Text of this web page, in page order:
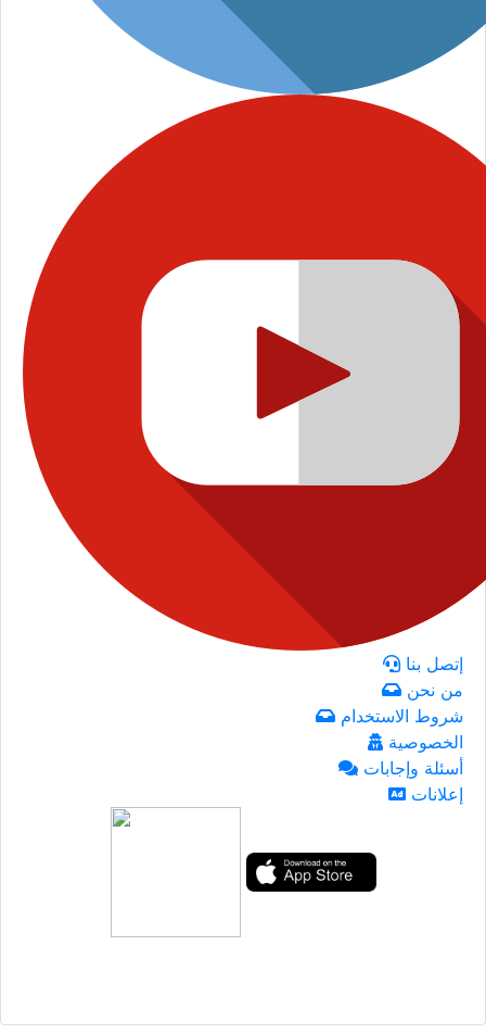
إتصل بنا
من نحن
شروط الاستخدام
الخصوصية
أسئلة وإجابات
إعلانات